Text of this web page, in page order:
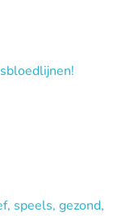
speels, gezond,